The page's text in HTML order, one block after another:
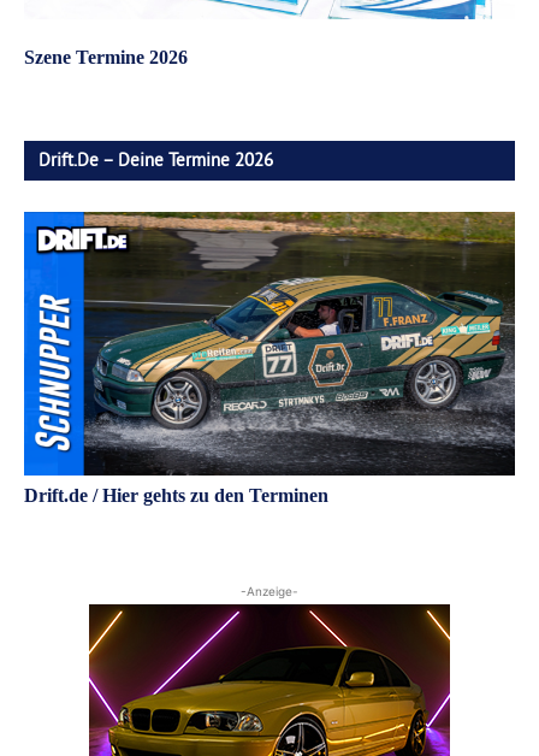
Szene Termine 2026
Drift.de – Deine Termine 2026
Drift.de / Hier gehts zu den Terminen
-Anzeige-